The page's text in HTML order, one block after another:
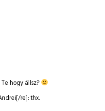
hogy állsz?
re]: thx.